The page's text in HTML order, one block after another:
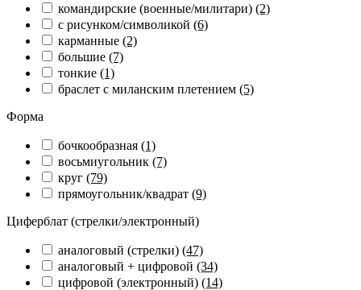
командирские (военные/милитари) (2)
с рисунком/символикой (6)
карманные (2)
большие (7)
тонкие (1)
браслет с миланским плетением (5)
Форма
бочкообразная (1)
восьмиугольник (7)
круг (79)
прямоугольник/квадрат (9)
Циферблат (стрелки/электронный)
аналоговый (стрелки) (47)
аналоговый + цифровой (34)
цифровой (электронный) (14)